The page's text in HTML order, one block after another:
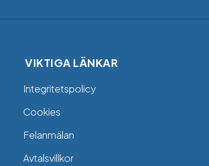
VIKTIGA LÄNKAR
Integritetspolicy
Cookies
Felanmälan
Avtalsvillkor